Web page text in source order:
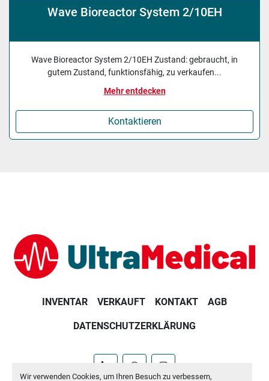
Wir verwenden Cookies, um Ihren Besuch zu verbessern,
Wave Bioreactor System 2/10EH
Wave Bioreactor System 2/10EH Zustand: gebraucht, in
gutem Zustand, funktionsfähig, zu verkaufen...
Mehr entdecken
Kontaktieren
INVENTAR VERKAUFT KONTAKT AGB
DATENSCHUTZERKLÄRUNG
linkedinwhatsappinstagram